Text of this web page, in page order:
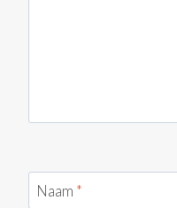
Naam *